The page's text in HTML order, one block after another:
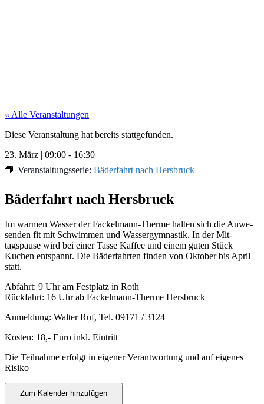
« Alle Veranstaltungen
Diese Veranstaltung hat bereits stattgefunden.
23. März | 09:00 - 16:30
Veranstaltungsserie: Bäderfahrt nach Hersbruck
Bäderfahrt nach Hersbruck
Im war­men Wass­er der Fack­el­mann-Therme hal­ten sich die Anwe­
senden fit mit Schwim­men und Wasser­gym­nas­tik. In der Mit­
tagspause wird bei ein­er Tasse Kaf­fee und einem guten Stück
Kuchen entspan­nt. Die Bäder­fahrten find­en von Okto­ber bis April
statt.
Abfahrt: 9 Uhr am Fest­platz in Roth
Rück­fahrt: 16 Uhr ab Fack­el­mann-Therme Hers­bruck
Anmel­dung: Wal­ter Ruf, Tel. 09171 / 3124
Kosten: 18,- Euro inkl. Ein­tritt
Die Teil­nahme erfol­gt in eigen­er Ver­ant­wor­tung und auf eigenes
Risiko